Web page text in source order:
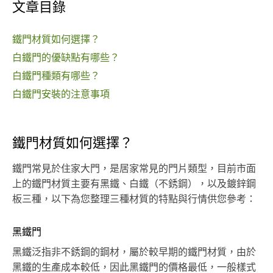
文章目錄
鐵門材質如何選擇？
白鐵門的優缺點有哪些？
白鐵門種類有哪些？
白鐵門安裝的注意事項
鐵門材質如何選擇？
鐵門常見於住家大門，是居家常見的門片類型，目前市面
上的鐵門材質主要有黑鐵、白鐵（不銹鋼），以及鍍鋅鋼
板三種，以下為您整理三種材質的特點與行情供您參考：
黑鐵門
黑鐵泛指非不銹鋼的鋼材，屬於較早期的鐵門材質，由於
黑鐵的生產成本較低，因此黑鐵門的價格最低，一般樣式